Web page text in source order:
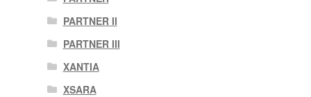
PARTNER II
PARTNER III
XANTIA
XSARA